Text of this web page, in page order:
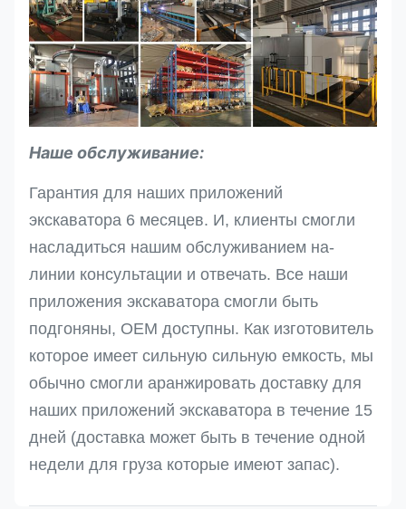
Наше обслуживание:
Гарантия для наших приложений
экскаватора 6 месяцев. И, клиенты смогли
насладиться нашим обслуживанием на-
линии консультации и отвечать. Все наши
приложения экскаватора смогли быть
подгоняны, OEM доступны. Как изготовитель
которое имеет сильную сильную емкость, мы
обычно смогли аранжировать доставку для
наших приложений экскаватора в течение 15
дней (доставка может быть в течение одной
недели для груза которые имеют запас).